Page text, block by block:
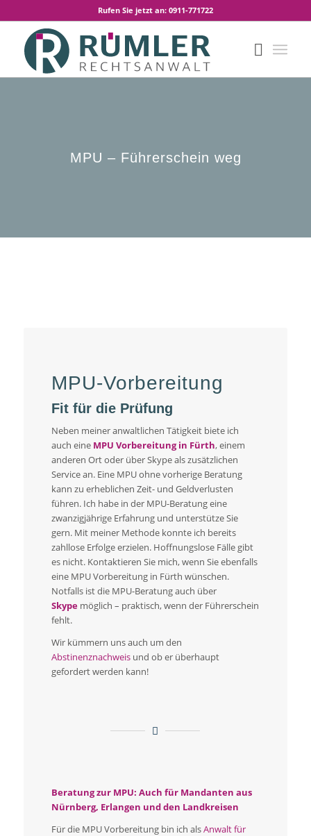
Rufen Sie jetzt an: 0911-771722
MPU – Führerschein weg
MPU-Vorbereitung
Fit für die Prüfung
Neben meiner anwaltlichen Tätigkeit biete ich
auch eine MPU Vorbereitung in Fürth, einem
anderen Ort oder über Skype als zusätzlichen
Service an. Eine MPU ohne vorherige Beratung
kann zu erheblichen Zeit- und Geldverlusten
führen. Ich habe in der MPU-Beratung eine
zwanzigjährige Erfahrung und unterstütze Sie
gern. Mit meiner Methode konnte ich bereits
zahllose Erfolge erzielen. Hoffnungslose Fälle gibt
es nicht. Kontaktieren Sie mich, wenn Sie ebenfalls
eine MPU Vorbereitung in Fürth wünschen.
Notfalls ist die MPU-Beratung auch über
Skypemöglich – praktisch, wenn der Führerschein
fehlt.
Wir kümmern uns auch um den
Abstinenznachweisund ob er überhaupt
gefordert werden kann!
Beratung zur MPU: Auch für Mandanten aus
Nürnberg, Erlangen und den Landkreisen
Für die MPU Vorbereitung bin ich alsAnwalt für